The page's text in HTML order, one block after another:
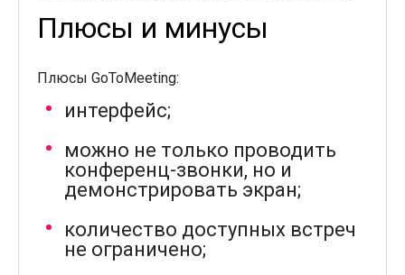
Плюсы и минусы
Плюсы GoToMeeting:
интерфейс;
можно не только проводить
конференц-звонки, но и
демонстрировать экран;
количество доступных встреч
не ограничено;